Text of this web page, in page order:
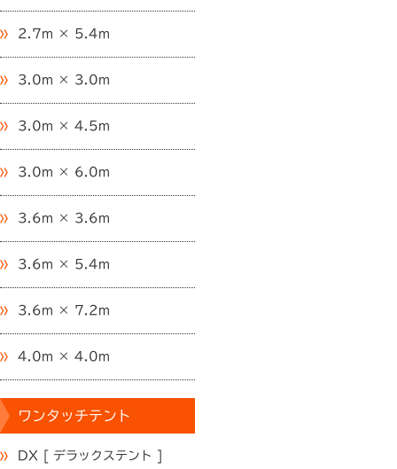
2.7m × 5.4m
3.0m × 3.0m
3.0m × 4.5m
3.0m × 6.0m
3.6m × 3.6m
3.6m × 5.4m
3.6m × 7.2m
4.0m × 4.0m
ワンタッチテント
DX [ デラックステント ]